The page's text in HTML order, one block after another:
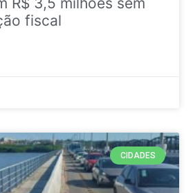
fiscal
CIDADES